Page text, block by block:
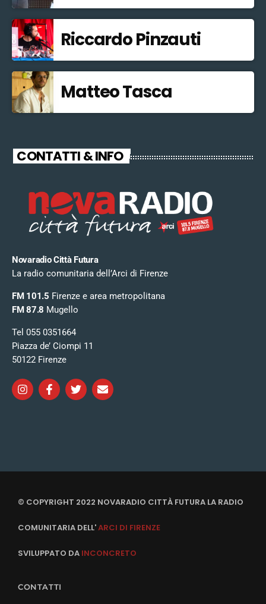
Riccardo Pinzauti
Matteo Tasca
CONTATTI & INFO
Novaradio Città Futura
La radio comunitaria dell’Arci di Firenze
FM 101.5 Firenze e area metropolitana
FM 87.8 Mugello
Tel 055 0351664
Piazza de’ Ciompi 11
50122 Firenze
© COPYRIGHT 2022 NOVARADIO CITTÀ FUTURA LA RADIO
COMUNITARIA DELL'ARCI DI FIRENZE
SVILUPPATO DA INCONCRETO
CONTATTI